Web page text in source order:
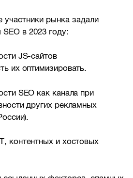
рынка задали
в 2023 году:
JS-сайтов
их оптимизировать.
SEO как канала при
других рекламных
контентных и хостовых